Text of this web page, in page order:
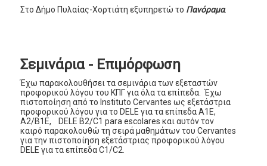
Στο Δήμο Πυλαίας-Χορτιάτη εξυπηρετώ το Πανόραμα.
Σεμινάρια - Επιμόρφωση
Έχω παρακολουθήσει τα σεμινάρια των εξεταστών
προφορικού λόγου του ΚΠΓ για όλα τα επίπεδα. Έχω
πιστοποίηση από το Instituto Cervantes ως εξετάστρια
προφορικού λόγου για το DELΕ για τα επίπεδα A1E,
A2/B1E, DELE B2/C1 para escolares και αυτόν τον
καιρό παρακολουθώ τη σειρά μαθημάτων του Cervantes
για την πιστοποίηση εξετάστριας προφορικού λόγου
DELE για τα επίπεδα C1/C2.